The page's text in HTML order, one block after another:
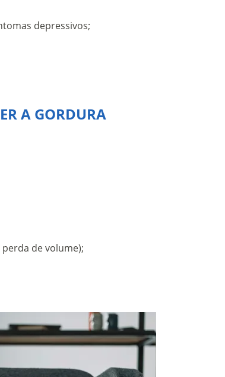
depressivos;
A GORDURA
de volume);